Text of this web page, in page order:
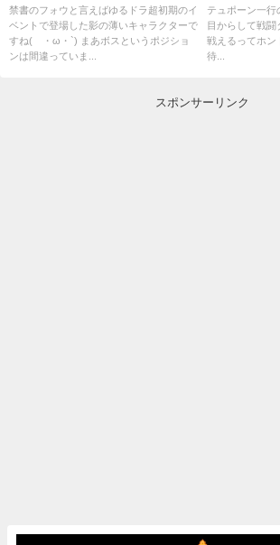
な件
禁書のフォウと言えばゆるドラ超初期のイ
ベントで登場した影の薄いキャラクターで
すね(´・ω・`) まあボスというポジショ
ンは間違っていま...
テュポーン一行
目からして戦闘
戦えるってホン
待...
スポンサーリンク